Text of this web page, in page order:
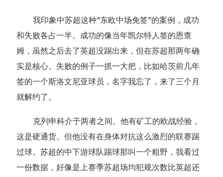
我印象中苏超这种“东欧中场免签”的案例，成功
和失败各占一半。成功的像当年凯尔特人签的恩查
姆，虽然之后去了英超没踢出来，但在苏超那两年确
实是核心。失败的例子一抓一大把，比如哈茨前几年
签的一个斯洛文尼亚球员，名字我忘了，来了三个月
就解约了。
克列申科介于两者之间。他有矿工的欧战经验，
这是硬通货。但他没有在身体对抗这么激烈的联赛踢
过球。苏超的中下游球队踢球那叫一个粗野，我看过
一份数据，好像是上赛季苏超场均犯规次数比英超还